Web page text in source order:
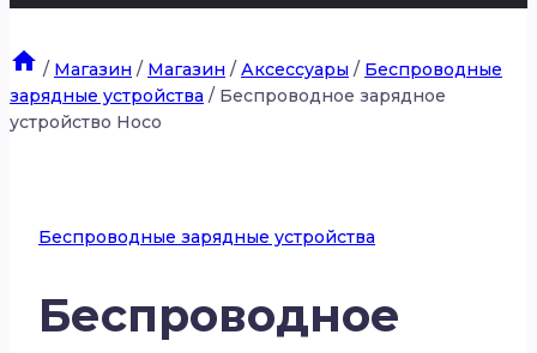
/ Магазин / Магазин / Аксессуары / Беспроводные
зарядные устройства / Беспроводное зарядное
устройство Hoco
Беспроводные зарядные устройства
Беспроводное